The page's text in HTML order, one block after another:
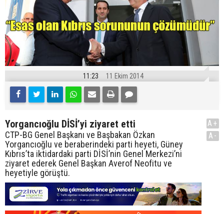
11:23 11 Ekim 2014
Yorgancıoğlu DİSİ’yi ziyaret etti
CTP-BG Genel Başkanı ve Başbakan Özkan
Yorgancıoğlu ve beraberindeki parti heyeti, Güney
Kıbrıs’ta iktidardaki parti DİSİ’nin Genel Merkezi’ni
ziyaret ederek Genel Başkan Averof Neofitu ve
heyetiyle görüştü.
A+
A-